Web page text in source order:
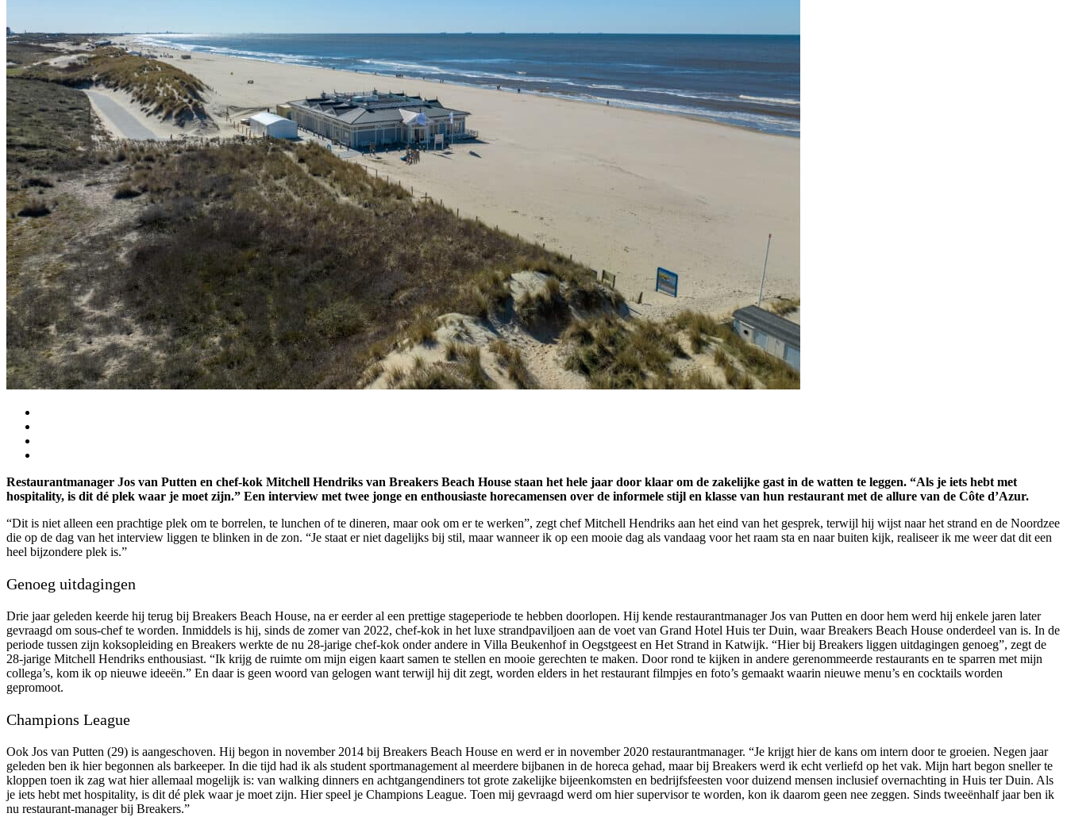
Restaurantmanager Jos van Putten en chef-kok Mitchell Hendriks van Breakers Beach House staan het hele jaar door klaar om de zakelijke gast in de watten te leggen. “Als je iets hebt met
hospitality, is dit dé plek waar je moet zijn.” Een interview met twee jonge en enthousiaste horecamensen over de informele stijl en klasse van hun restaurant met de allure van de Côte d’Azur.
“Dit is niet alleen een prachtige plek om te borrelen, te lunchen of te dineren, maar ook om er te werken”, zegt chef Mitchell Hendriks aan het eind van het gesprek, terwijl hij wijst naar het strand en de Noordzee
die op de dag van het interview liggen te blinken in de zon. “Je staat er niet dagelijks bij stil, maar wanneer ik op een mooie dag als vandaag voor het raam sta en naar buiten kijk, realiseer ik me weer dat dit een
heel bijzondere plek is.”
Genoeg uitdagingen
Drie jaar geleden keerde hij terug bij Breakers Beach House, na er eerder al een prettige stageperiode te hebben doorlopen. Hij kende restaurantmanager Jos van Putten en door hem werd hij enkele jaren later
gevraagd om sous-chef te worden. Inmiddels is hij, sinds de zomer van 2022, chef-kok in het luxe strandpaviljoen aan de voet van Grand Hotel Huis ter Duin, waar Breakers Beach House onderdeel van is. In de
periode tussen zijn koksopleiding en Breakers werkte de nu 28-jarige chef-kok onder andere in Villa Beukenhof in Oegstgeest en Het Strand in Katwijk. “Hier bij Breakers liggen uitdagingen genoeg”, zegt de
28-jarige Mitchell Hendriks enthousiast. “Ik krijg de ruimte om mijn eigen kaart samen te stellen en mooie gerechten te maken. Door rond te kijken in andere gerenommeerde restaurants en te sparren met mijn
collega’s, kom ik op nieuwe ideeën.” En daar is geen woord van gelogen want terwijl hij dit zegt, worden elders in het restaurant filmpjes en foto’s gemaakt waarin nieuwe menu’s en cocktails worden
gepromoot.
Champions League
Ook Jos van Putten (29) is aangeschoven. Hij begon in november 2014 bij Breakers Beach House en werd er in november 2020 restaurantmanager. “Je krijgt hier de kans om intern door te groeien. Negen jaar
geleden ben ik hier begonnen als barkeeper. In die tijd had ik als student sportmanagement al meerdere bijbanen in de horeca gehad, maar bij Breakers werd ik echt verliefd op het vak. Mijn hart begon sneller te
kloppen toen ik zag wat hier allemaal mogelijk is: van walking dinners en achtgangendiners tot grote zakelijke bijeenkomsten en bedrijfsfeesten voor duizend mensen inclusief overnachting in Huis ter Duin. Als
je iets hebt met hospitality, is dit dé plek waar je moet zijn. Hier speel je Champions League. Toen mij gevraagd werd om hier supervisor te worden, kon ik daarom geen nee zeggen. Sinds tweeënhalf jaar ben ik
nu restaurant-manager bij Breakers.”